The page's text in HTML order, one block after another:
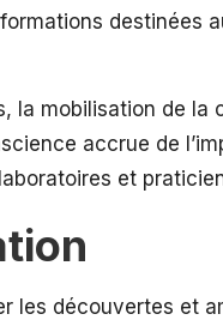
destinées
la mobilisation de la
accrue de
et
les découvertes et